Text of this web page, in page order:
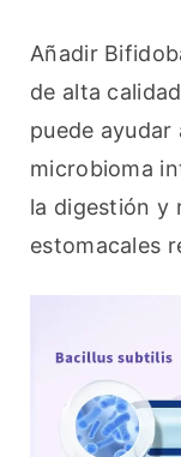
Añadir
de alta
puede ayudar
microbioma
la digestión y
estomacales